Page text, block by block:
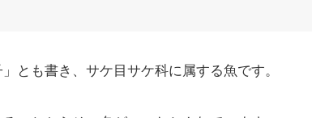
」とも書き、サケ目サケ科に属する魚です。